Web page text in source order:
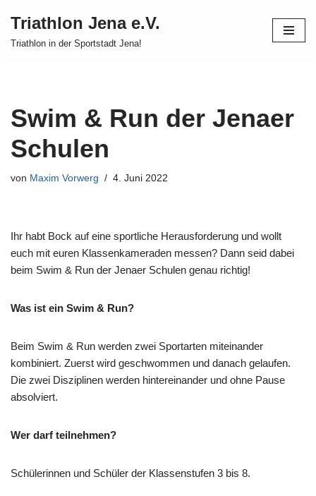
Zum
Triathlon Jena e.V.
Triathlon in der Sportstadt Jena!
Swim & Run der Jenaer
Schulen
von Maxim Vorwerg 4. Juni 2022
Ihr habt Bock auf eine sportliche Herausforderung und wollt
euch mit euren Klassenkameraden messen? Dann seid dabei
beim Swim & Run der Jenaer Schulen genau richtig!
Was ist ein Swim & Run?
Beim Swim & Run werden zwei Sportarten miteinander
kombiniert. Zuerst wird geschwommen und danach gelaufen.
Die zwei Disziplinen werden hintereinander und ohne Pause
absolviert.
Wer darf teilnehmen?
Schülerinnen und Schüler der Klassenstufen 3 bis 8.